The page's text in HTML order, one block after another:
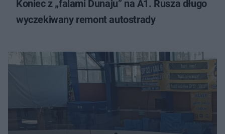
Koniec z „falami Dunaju” na A1. Rusza długo
wyczekiwany remont autostrady